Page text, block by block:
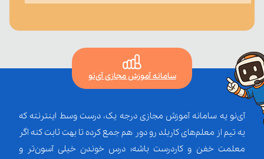
سامانه آموزش مجازی آی‌نو
آی‌نو یه سامانه آموزش مجازی درجه یک، درست وسط اینترنته که
یه تیم از معلم‌‌های کاربلد رو دور هم جمع کرده تا بهت ثابت کنه اگر
معلمت خفن و کاردرست باشه؛ درس خوندن خیلی آسون‌تر و